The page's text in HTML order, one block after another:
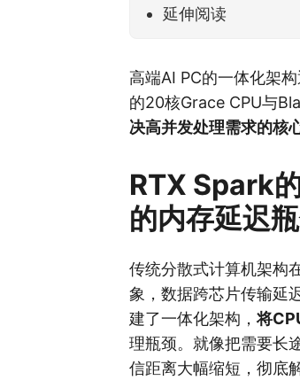
延伸阅读
高端AI PC的一体化架
的20核Grace CPU与
决高并发处理需求的核
RTX Spark
的内存延迟
传统分散式计算机架构
象，数据跨芯片传输延
建了一体化架构， 将
理瓶颈。就像把需要长
信距离大幅缩短，彻底